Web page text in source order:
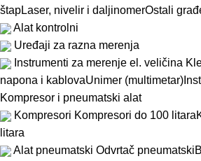
štapLaser, nivelir i daljinomerOstali
Alat kontrolni
Uređaji za razna merenja
Instrumenti za merenje el. veličina
napona i kablovaUnimer (multimetar)
Kompresor i pneumatski alat
Kompresori Kompresori do 100 litara
litara
Alat pneumatski Odvrtač pneumatski